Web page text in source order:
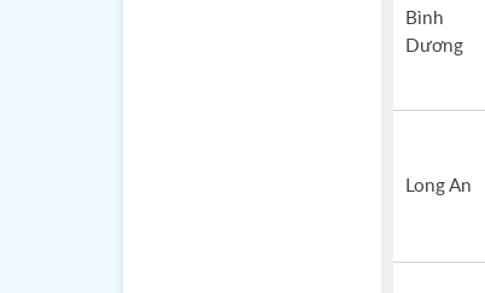
Bình
Dương
Long An